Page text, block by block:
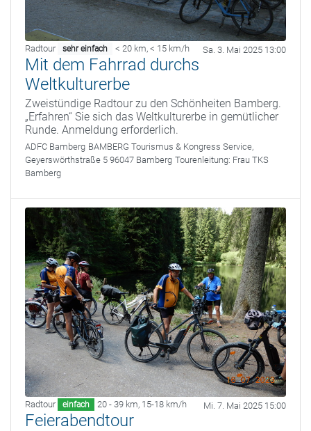
Radtour sehr einfach < 20 km, < 15 km/h Sa. 3. Mai 2025 13:00
Mit dem Fahrrad durchs
Weltkulturerbe
Zweistündige Radtour zu den Schönheiten Bamberg.
„Erfahren“ Sie sich das Weltkulturerbe in gemütlicher
Runde. Anmeldung erforderlich.
ADFC Bamberg BAMBERG Tourismus & Kongress Service,
Geyerswörthstraße 5 96047 Bamberg Tourenleitung: Frau TKS
Bamberg
Radtour einfach 20 - 39 km, 15-18 km/h Mi. 7. Mai 2025 15:00
Feierabendtour